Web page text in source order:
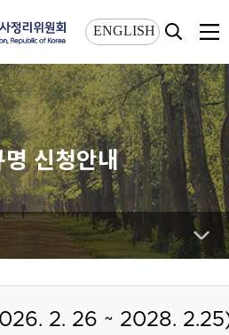
ENGLISH
명 신청안내
2. 26 ~ 2028.